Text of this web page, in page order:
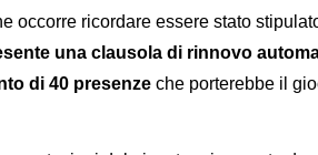
occorre ricordare essere stato
una clausola di rinnovo
di 40 presenze che porterebbe il